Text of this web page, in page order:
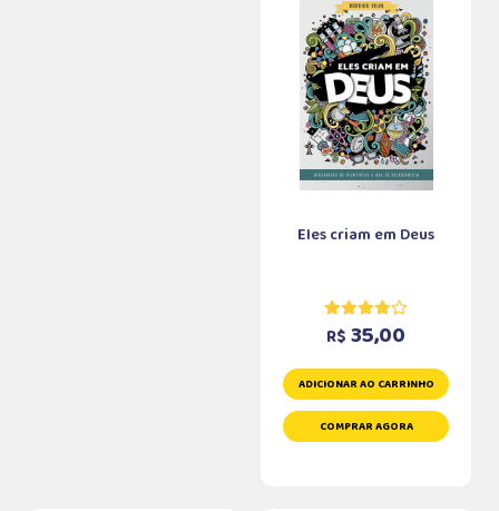
Eles criam em Deus
R$ 35,00
ADICIONAR AO CARRINHO
COMPRAR AGORA